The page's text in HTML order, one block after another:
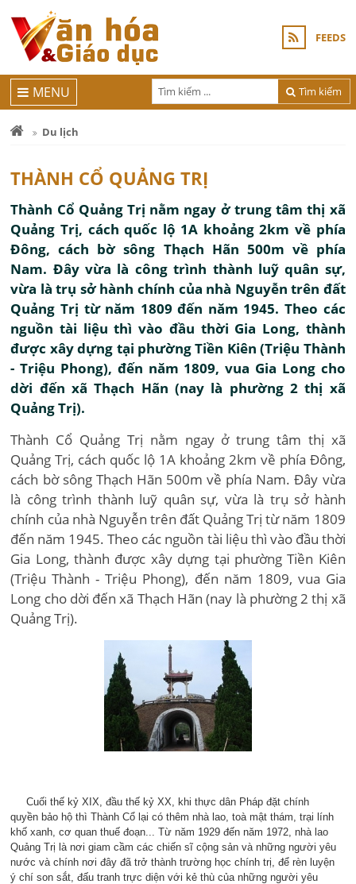
FEEDS
Tìm kiếm
MENU
Du lịch
THÀNH CỔ QUẢNG TRỊ
Thành Cổ Quảng Trị nằm ngay ở trung tâm thị xã
Quảng Trị, cách quốc lộ 1A khoảng 2km về phía
Đông, cách bờ sông Thạch Hãn 500m về phía
Nam. Đây vừa là công trình thành luỹ quân sự,
vừa là trụ sở hành chính của nhà Nguyễn trên đất
Quảng Trị từ năm 1809 đến năm 1945. Theo các
nguồn tài liệu thì vào đầu thời Gia Long, thành
được xây dựng tại phường Tiền Kiên (Triệu Thành
- Triệu Phong), đến năm 1809, vua Gia Long cho
dời đến xã Thạch Hãn (nay là phường 2 thị xã
Quảng Trị).
Thành Cổ Quảng Trị nằm ngay ở trung tâm thị xã
Quảng Trị, cách quốc lộ 1A khoảng 2km về phía Đông,
cách bờ sông Thạch Hãn 500m về phía Nam. Đây vừa
là công trình thành luỹ quân sự, vừa là trụ sở hành
chính của nhà Nguyễn trên đất Quảng Trị từ năm 1809
đến năm 1945. Theo các nguồn tài liệu thì vào đầu thời
Gia Long, thành được xây dựng tại phường Tiền Kiên
(Triệu Thành - Triệu Phong), đến năm 1809, vua Gia
Long cho dời đến xã Thạch Hãn (nay là phường 2 thị xã
Quảng Trị).
Cuối thế kỷ XIX, đầu thế kỷ XX, khi thực dân Pháp đặt chính
quyền bảo hộ thì Thành Cổ lại có thêm nhà lao, toà mật thám, trại lính
khố xanh, cơ quan thuế đoạn... Từ năm 1929 đến năm 1972, nhà lao
Quảng Trị là nơi giam cầm các chiến sĩ cộng sản và những người yêu
nước và chính nơi đây đã trở thành trường học chính trị, để rèn luyện
ý chí son sắt, đấu tranh trực diện với kẻ thù của những người yêu